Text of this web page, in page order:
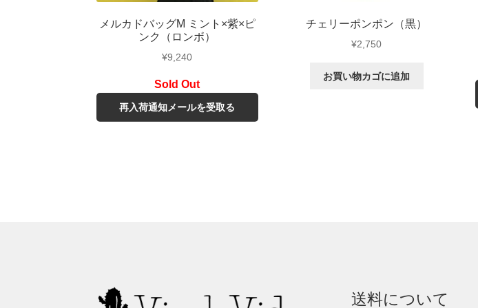
メルカドバッグM ミント×紫×ピ
ンク（ロンボ）
¥9,240
再入荷通知メールを受取る
チェリーポンポン（黒）
¥2,750
お買い物カゴに追加
送料について